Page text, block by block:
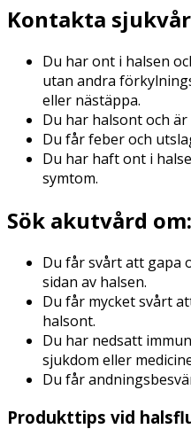
Kontakta
Du har ont i halsen
utan andra
eller nästäppa.
Du har halsont och
Du får feber och
Du har haft ont i
symtom.
Sök akutvård om:
Du får svårt att gapa
sidan av halsen.
Du får mycket svårt
halsont.
Du har nedsatt
sjukdom eller
Du får
Produkttips vid